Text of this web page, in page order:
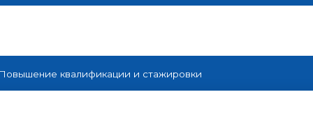
квалификации и cтажировки